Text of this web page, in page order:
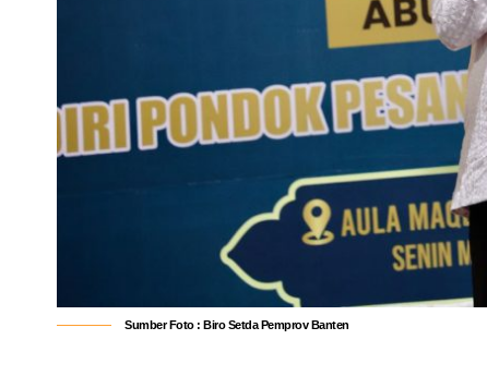
Sumber Foto : Biro Setda Pemprov Banten